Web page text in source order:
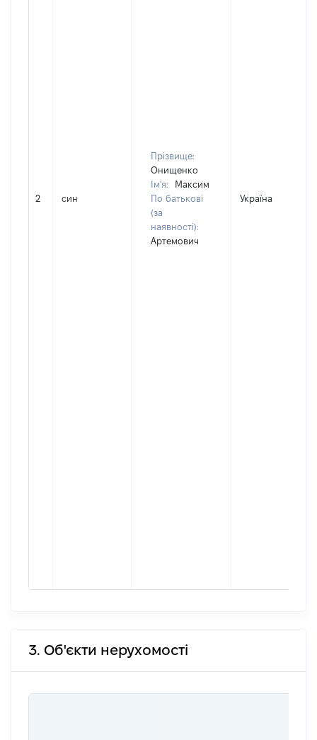
2 син
Прізвище:
Онищенко
Ім'я:
Максим
По батькові
(за
наявності):
Артемович
Україна
3. Об'єкти нерухомості